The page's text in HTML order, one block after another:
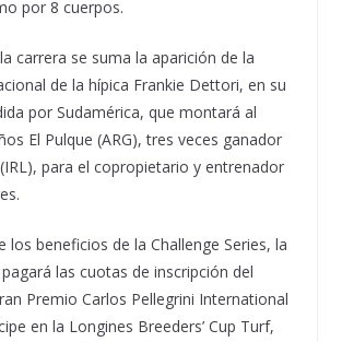
por 8 cuerpos.
carrera se suma la aparición de la
de la hípica Frankie Dettori, en su
por Sudamérica, que montará al
El Pulque (ARG), tres veces ganador
para el copropietario y entrenador
los beneficios de la Challenge Series, la
pagará las cuotas de inscripción del
Premio Carlos Pellegrini International
en la Longines Breeders’ Cup Turf,